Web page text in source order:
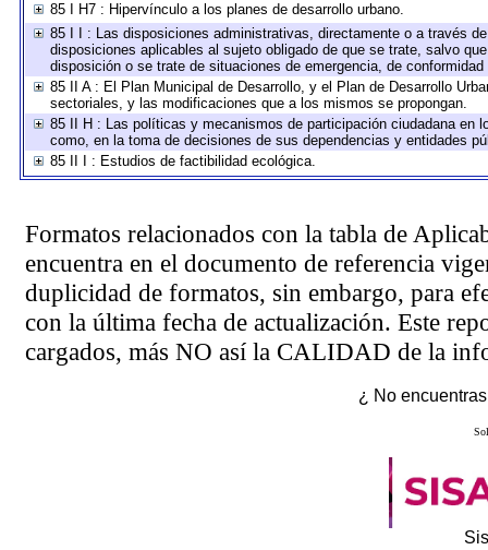
85 I H7 : Hipervínculo a los planes de desarrollo urbano.
85 I I : Las disposiciones administrativas, directamente o a través
disposiciones aplicables al sujeto obligado de que se trate, salvo
disposición o se trate de situaciones de emergencia, de
85 II A : El Plan Municipal de Desarrollo, y el Plan de Desarrollo
sectoriales, y las modificaciones que a los mismos se propongan.
85 II H : Las políticas y mecanismos de participación ciudadana en
como, en la toma de decisiones de sus dependencias y entidades
85 II I : Estudios de factibilidad ecológica.
Formatos relacionados con la tabla de
encuentra en el documento de referencia
duplicidad de formatos, sin embargo, para
con la última fecha de actualización. Este
cargados, más NO así la CALIDAD de la
¿ No